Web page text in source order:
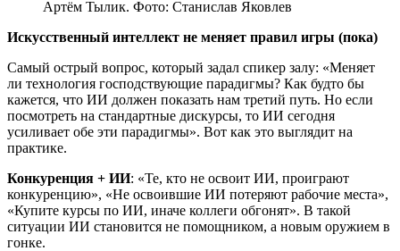
Артём Тылик. Фото: Станислав Яковлев
Искусственный интеллект не меняет правил игры (пока)
Самый острый вопрос, который задал спикер залу: «Меняет
ли технология господствующие парадигмы? Как будто бы
кажется, что ИИ должен показать нам третий путь. Но если
посмотреть на стандартные дискурсы, то ИИ сегодня
усиливает обе эти парадигмы». Вот как это выглядит на
практике.
Конкуренция + ИИ: «Те, кто не освоит ИИ, проиграют
конкуренцию», «Не освоившие ИИ потеряют рабочие места»,
«Купите курсы по ИИ, иначе коллеги обгонят». В такой
ситуации ИИ становится не помощником, а новым оружием в
гонке.